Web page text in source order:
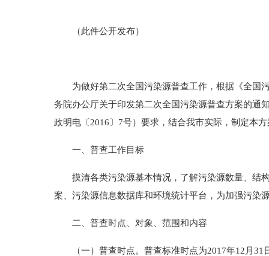
（此件公开发布）
为做好第二次全国污染源普查工作，根据《全国污
务院办公厅关于印发第二次全国污染源普查方案的通
政明电〔2016〕7号）要求，结合我市实际，制定本
一、普查工作目标
摸清各类污染源基本情况，了解污染源数量、结构
案、污染源信息数据库和环境统计平台，为加强污染
二、普查时点、对象、范围和内容
（一）普查时点。普查标准时点为2017年12月31